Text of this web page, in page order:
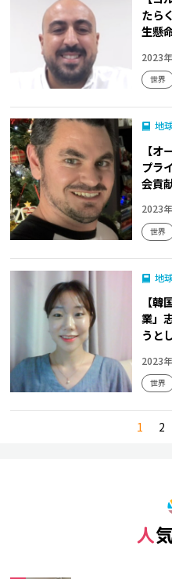
たら
生懸
2023
世界
地
【
プラ
会貢
2023
世界
地
【
業」
うと
2023
世界
1 2